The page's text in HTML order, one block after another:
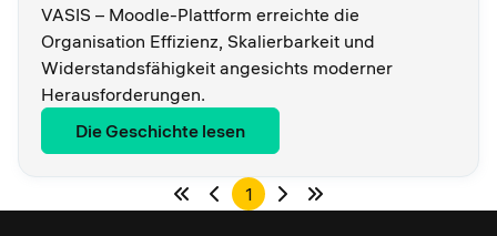
VASIS – Moodle-Plattform erreichte die
Organisation Effizienz, Skalierbarkeit und
Widerstandsfähigkeit angesichts moderner
Herausforderungen.
Die Geschichte lesen
1